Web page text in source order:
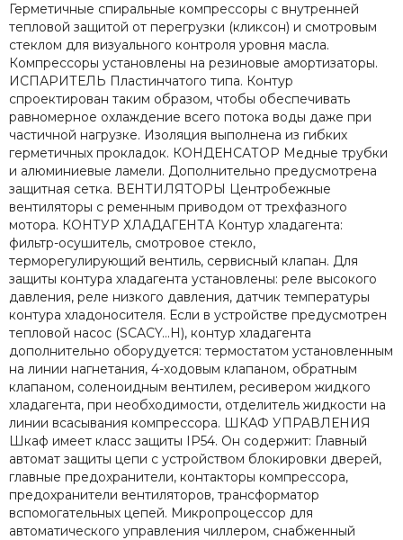
Герметичные спиральные компрессоры с внутренней
тепловой защитой от перегрузки (кликсон) и смотровым
стеклом для визуального контроля уровня масла.
Компрессоры установлены на резиновые амортизаторы.
ИСПАРИТЕЛЬ Пластинчатого типа. Контур
спроектирован таким образом, чтобы обеспечивать
равномерное охлаждение всего потока воды даже при
частичной нагрузке. Изоляция выполнена из гибких
герметичных прокладок. КОНДЕНСАТОР Медные трубки
и алюминиевые ламели. Дополнительно предусмотрена
защитная сетка. ВЕНТИЛЯТОРЫ Центробежные
вентиляторы с ременным приводом от трехфазного
мотора. КОНТУР ХЛАДАГЕНТА Контур хладагента:
фильтр-осушитель, смотровое стекло,
терморегулирующий вентиль, сервисный клапан. Для
защиты контура хладагента установлены: реле высокого
давления, реле низкого давления, датчик температуры
контура хладоносителя. Если в устройстве предусмотрен
тепловой насос (SCACY…H), контур хладагента
дополнительно оборудуется: термостатом установленным
на линии нагнетания, 4-ходовым клапаном, обратным
клапаном, соленоидным вентилем, ресивером жидкого
хладагента, при необходимости, отделитель жидкости на
линии всасывания компрессора. ШКАФ УПРАВЛЕНИЯ
Шкаф имеет класс защиты IP54. Он содержит: Главный
автомат защиты цепи с устройством блокировки дверей,
главные предохранители, контакторы компрессора,
предохранители вентиляторов, трансформатор
вспомогательных цепей. Микропроцессор для
автоматического управления чиллером, снабженный